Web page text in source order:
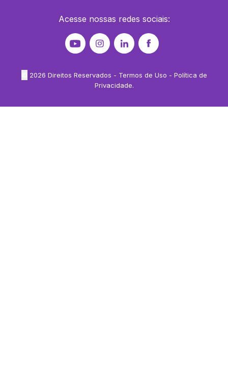
Acesse nossas redes sociais:
2026 Direitos Reservados - Termos de Uso - Política de
Privacidade.